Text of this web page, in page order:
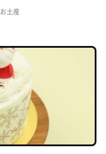
お土産